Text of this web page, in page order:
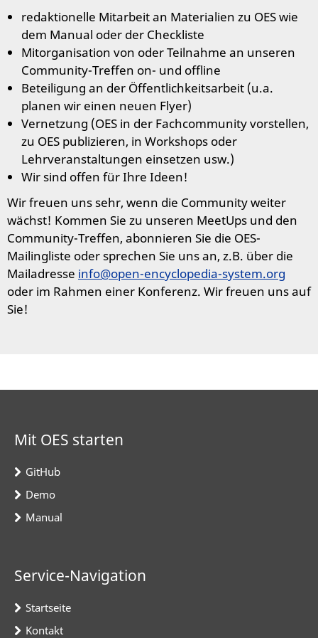
redaktionelle Mitarbeit an Materialien zu OES wie
dem Manual oder der Checkliste
Mitorganisation von oder Teilnahme an unseren
Community-Treffen on- und offline
Beteiligung an der Öffentlichkeitsarbeit (u.a.
planen wir einen neuen Flyer)
Vernetzung (OES in der Fachcommunity vorstellen,
zu OES publizieren, in Workshops oder
Lehrveranstaltungen einsetzen usw.)
Wir sind offen für Ihre Ideen!
Wir freuen uns sehr, wenn die Community weiter
wächst! Kommen Sie zu unseren MeetUps und den
Community-Treffen, abonnieren Sie die OES-
Mailingliste oder sprechen Sie uns an, z.B. über die
Mailadresse info@open-encyclopedia-system.org
oder im Rahmen einer Konferenz. Wir freuen uns auf
Sie!
Mit OES starten
GitHub
Demo
Manual
Service-Navigation
Startseite
Kontakt